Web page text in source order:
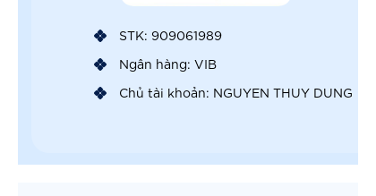
STK: 909061989
Ngân hàng: VIB
Chủ tài khoản: NGUYEN THUY DUNG